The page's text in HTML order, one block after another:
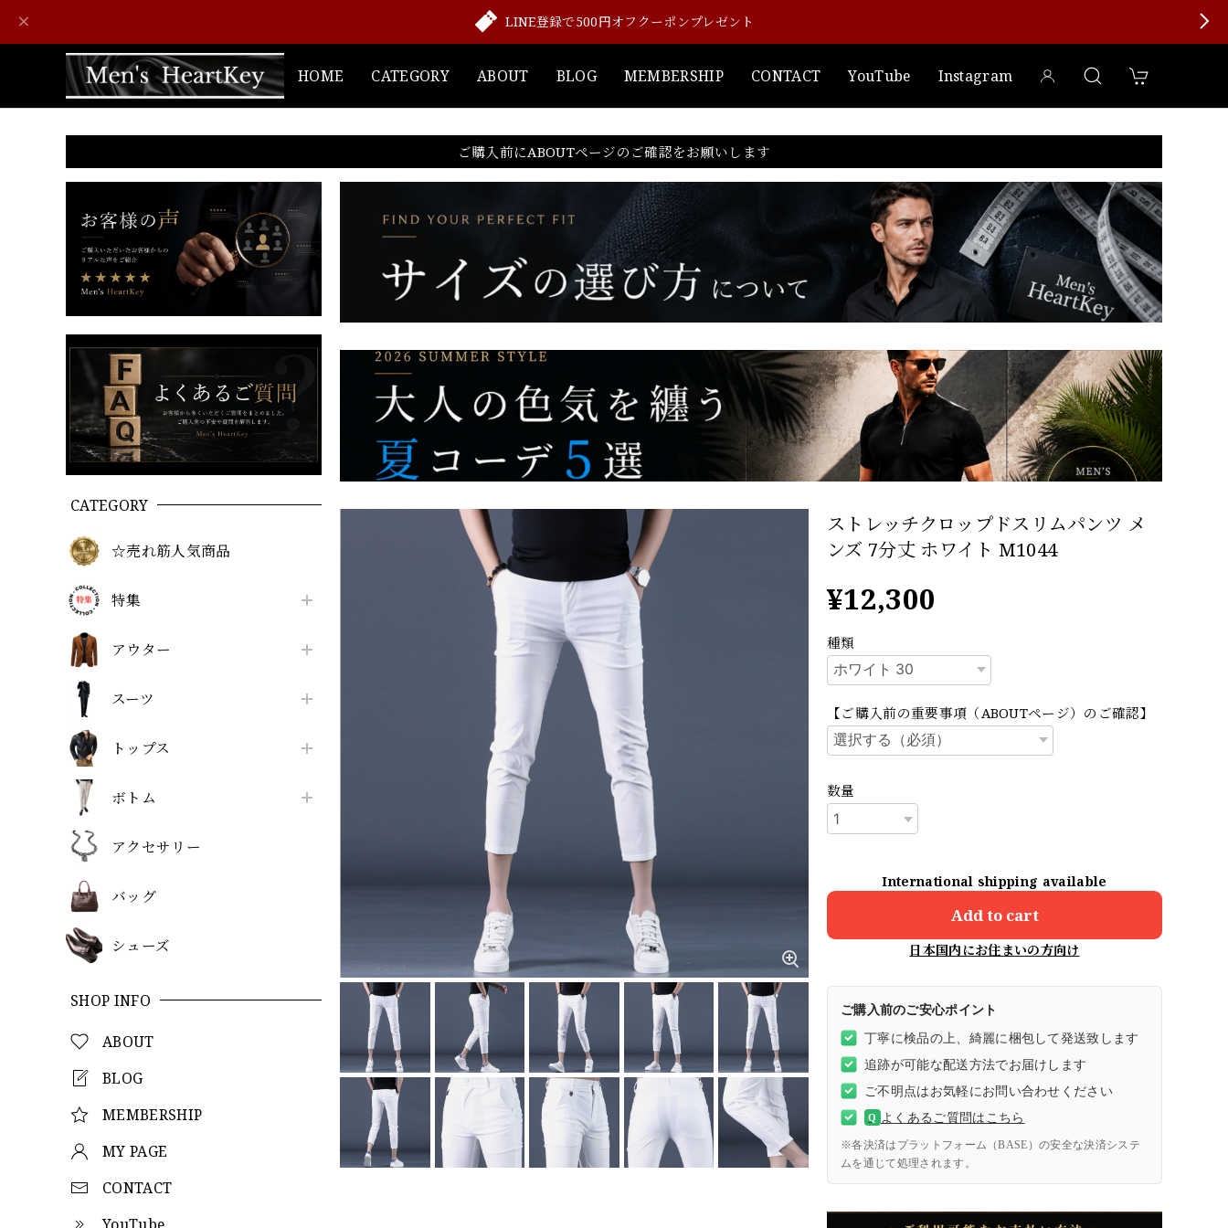
LINE登録で500円オフクーポンプレゼント
HOME CATEGORY ABOUT BLOG MEMBERSHIP CONTACT YouTube Instagram
ご購入前にABOUTページのご確認をお願いします
CATEGORY
☆売れ筋人気商品
特集
アウター
スーツ
トップス
ボトム
アクセサリー
バッグ
シューズ
SHOP INFO
ABOUT
BLOG
MEMBERSHIP
MY PAGE
CONTACT
ストレッチクロップドスリムパンツ メ
ンズ 7分丈 ホワイト M1044
¥12,300
種類
【ご購入前の重要事項（ABOUTページ）のご確認】
数量
International shipping available
Add to cart
日本国内にお住まいの方向け
ご購入前のご安心ポイント
丁寧に検品の上、綺麗に梱包して発送致します
追跡が可能な配送方法でお届けします
ご不明点はお気軽にお問い合わせください
Q よくあるご質問はこちら
※各決済はプラットフォーム（BASE）の安全な決済システ
ムを通じて処理されます。